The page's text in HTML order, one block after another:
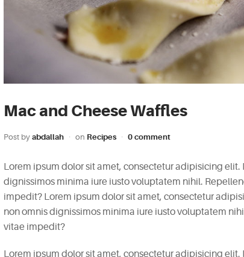
Mac and Cheese Waffles
Post by abdallah on Recipes 0 comment
Lorem ipsum dolor sit amet, consectetur adipisicing
dignissimos minima iure iusto voluptatem nihil.
impedit? Lorem ipsum dolor sit amet, consectetur
non omnis dignissimos minima iure iusto voluptatem
vitae impedit?
Lorem ipsum dolor sit amet, consectetur adipisicing